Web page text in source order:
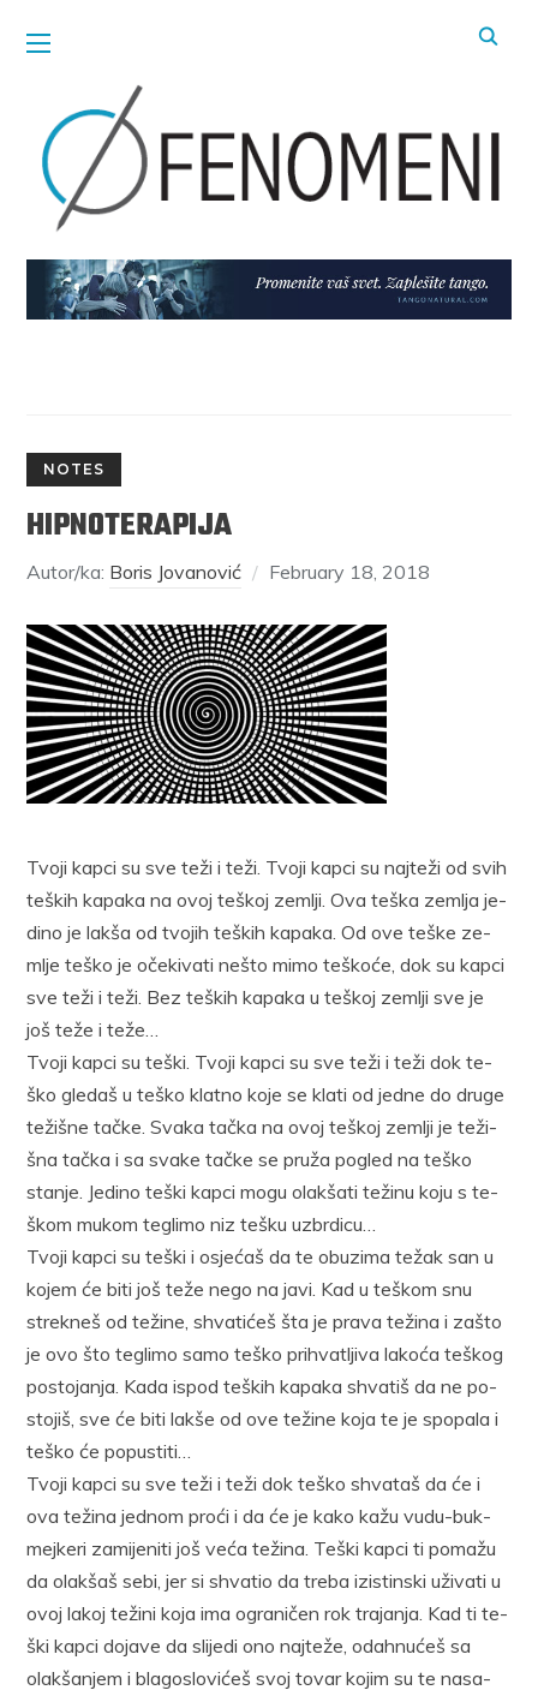
NOTES
HIPNOTERAPIJA
Autor/ka: Boris Jovanović February 18, 2018
Tvo­ji kap­ci su sve te­ži i te­ži. Tvo­ji kap­ci su naj­te­ži od svih
te­ških ka­pa­ka na ovoj te­škoj ze­mlji. Ova te­ška ze­mlja je­
di­no je lak­ša od tvo­jih te­ških ka­pa­ka. Od ove te­ške ze­
mlje te­ško je oče­ki­va­ti ne­što mi­mo te­ško­će, dok su kap­ci
sve te­ži i te­ži. Bez te­ških ka­pa­ka u te­škoj ze­mlji sve je
još te­že i te­že…
Tvo­ji kap­ci su te­ški. Tvo­ji kap­ci su sve te­ži i te­ži dok te­
ško gle­daš u te­ško klat­no ko­je se kla­ti od jed­ne do dru­ge
te­ži­šne tač­ke. Sva­ka tač­ka na ovoj te­škoj ze­mlji je te­ži­
šna tač­ka i sa sva­ke tač­ke se pru­ža po­gled na te­ško
sta­nje. Je­di­no te­ški kap­ci mo­gu olak­ša­ti te­ži­nu ko­ju s te­
škom mu­kom te­gli­mo niz te­šku uz­br­di­cu…
Tvo­ji kap­ci su te­ški i osje­ćaš da te ob­u­zi­ma te­žak san u
ko­jem će bi­ti još te­že ne­go na ja­vi. Kad u te­škom snu
strek­neš od te­ži­ne, shva­ti­ćeš šta je pra­va te­ži­na i za­što
je ovo što te­gli­mo sa­mo te­ško pri­hva­tlji­va la­ko­ća te­škog
po­sto­ja­nja. Ka­da is­pod te­ških ka­pa­ka shva­tiš da ne po­
sto­jiš, sve će bi­ti lak­še od ove te­ži­ne ko­ja te je spo­pa­la i
te­ško će po­pu­sti­ti…
Tvo­ji kap­ci su sve te­ži i te­ži dok te­ško shva­taš da će i
ova te­ži­na jed­nom pro­ći i da će je ka­ko ka­žu vu­du-buk­
mej­ke­ri za­mi­je­ni­ti još ve­ća te­ži­na. Te­ški kap­ci ti po­ma­žu
da olak­šaš se­bi, jer si shva­tio da tre­ba iz­i­stin­ski uži­va­ti u
ovoj la­koj te­ži­ni ko­ja ima ogra­ni­čen rok tra­ja­nja. Kad ti te­
ški kap­ci do­ja­ve da sli­je­di ono naj­te­že, odah­nu­ćeš sa
olak­ša­njem i bla­go­slo­vi­ćeš svoj to­var ko­jim su te na­sa­